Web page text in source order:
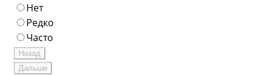
Нет
Редко
Часто
Назад
Дальше